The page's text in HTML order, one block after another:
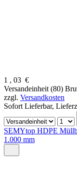
1 , 03 €
Versandeinheit (80)
zzgl. Versandkosten
Sofort Lieferbar,
SEMYtop HDPE
1.000 mm